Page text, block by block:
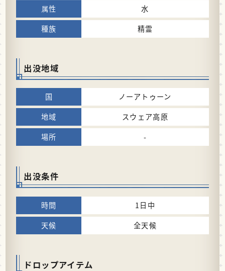
水
精霊
出没地域
ノーアトゥーン
スウェア高原
-
出没条件
1日中
全天候
ドロップアイテム